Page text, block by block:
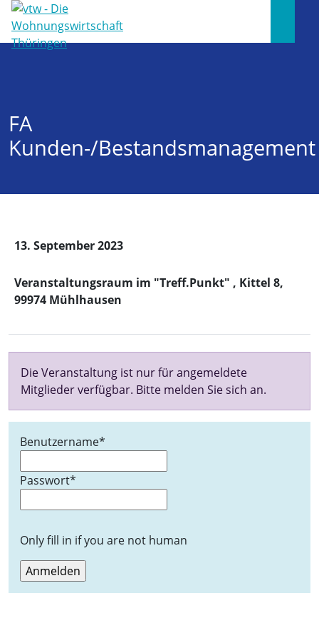
FA
Kunden-/Bestandsmanagement
13. September 2023
Veranstaltungsraum im "Treff.Punkt" , Kittel 8,
99974 Mühlhausen
Die Veranstaltung ist nur für angemeldete
Mitglieder verfügbar. Bitte melden Sie sich an.
Benutzername*
Passwort*
Only fill in if you are not human